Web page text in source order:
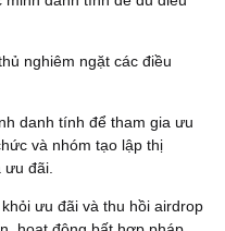
nghiêm ngặt các điều
danh tính để tham gia ưu
và nhóm tạo lập thị
đãi.
ưu đãi và thu hồi airdrop